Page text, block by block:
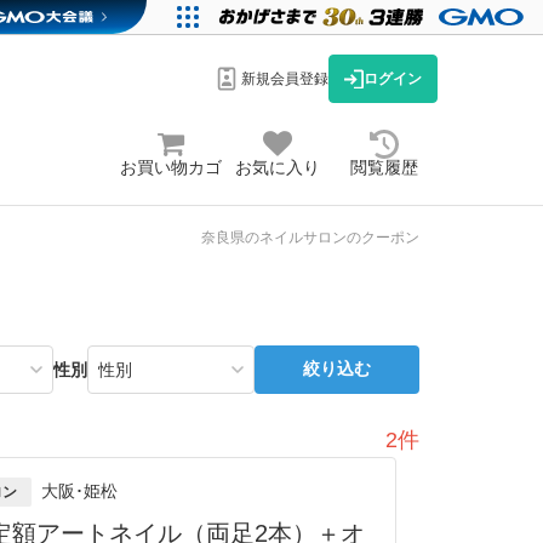
新規会員登録 ログイン
お買い物カゴ お気に入り 閲覧履歴
奈良県のネイルサロンのクーポン
性別 絞り込む
2件
大阪･姫松
額アートネイル（両足2本）＋オ